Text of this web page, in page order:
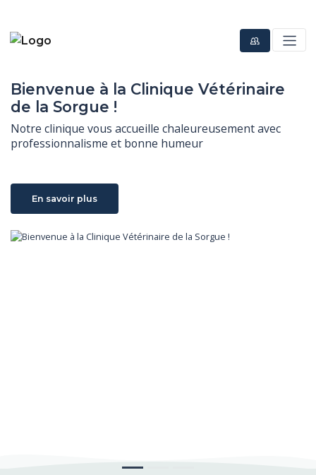
Bienvenue à la Clinique Vétérinaire
de la Sorgue !
Notre clinique vous accueille chaleureusement avec
professionnalisme et bonne humeur
En savoir plus